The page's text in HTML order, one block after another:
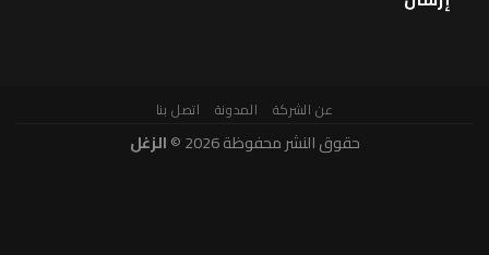
المدونة اتصل بنا
حقوق النشر محفوظة 2026 © الزغل